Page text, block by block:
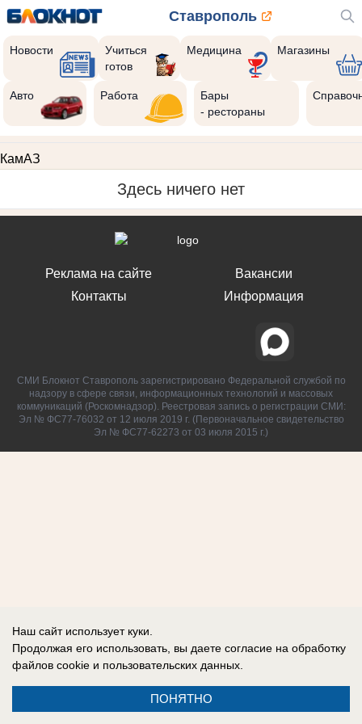
Ставрополь
Новости
Учиться
готов
Медицина Магазины
Авто Работа
Бары
- рестораны
КамАЗ
Здесь ничего нет
Реклама на сайте
Контакты
Вакансии
Информация
СМИ Блокнот Ставрополь зарегистрировано Федеральной службой по
надзору в сфере связи, информационных технологий и массовых
коммуникаций (Роскомнадзор). Реестровая запись о регистрации СМИ:
Эл № ФС77-76032 от 12 июля 2019 г. (Первоначальное свидетельство
Эл № ФС77-62273 от 03 июля 2015 г.)
Наш сайт использует куки.
Продолжая его использовать, вы даете согласие на обработку
файлов cookie и пользовательских данных.
ПОНЯТНО